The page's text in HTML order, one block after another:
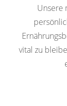
Unsere
vital zu